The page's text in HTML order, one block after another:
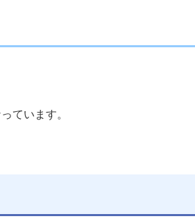
ています。